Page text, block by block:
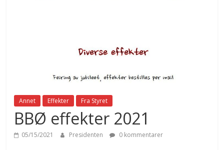
Annet Effekter Fra Styret
BBØ effekter 2021
05/15/2021 Presidenten 0 kommentarer